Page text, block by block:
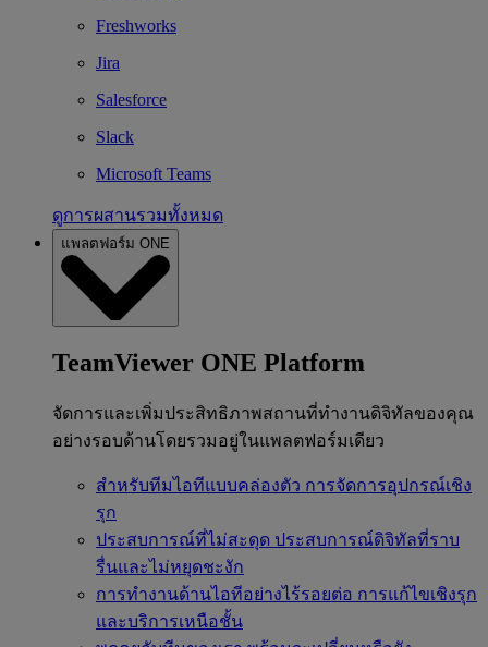
Freshworks
Jira
Salesforce
Slack
Microsoft Teams
ดูการผสานรวมทั้งหมด
แพลตฟอร์ม ONE
TeamViewer ONE Platform
จัดการและเพิ่มประสิทธิภาพสถานที่ทำงานดิจิทัลของคุณ
อย่างรอบด้านโดยรวมอยู่ในแพลตฟอร์มเดียว
สำหรับทีมไอทีแบบคล่องตัว การจัดการอุปกรณ์เชิง
รุก
ประสบการณ์ที่ไม่สะดุด ประสบการณ์ดิจิทัลที่ราบ
รื่นและไม่หยุดชะงัก
การทำงานด้านไอทีอย่างไร้รอยต่อ การแก้ไขเชิงรุก
และบริการเหนือชั้น